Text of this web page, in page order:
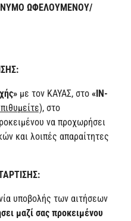
ΩΦΕΛΟΥΜΕΝΟΥ/
με τον ΚΑΥΑΣ, στο «ΙΝ-
στο
να προχωρήσει
και λοιπές απαραίτητες
υποβολής των αιτήσεων
μαζί σας προκειμένου